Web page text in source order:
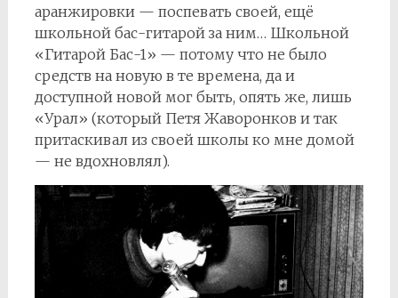
аранжировки — поспевать своей, ещё
школьной бас-гитарой за ним… Школьной
«Гитарой Бас-1» — потому что не было
средств на новую в те времена, да и
доступной новой мог быть, опять же, лишь
«Урал» (который Петя Жаворонков и так
притаскивал из своей школы ко мне домой
— не вдохновлял).